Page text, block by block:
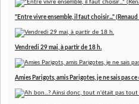
"Entre vivre ensemble, il faut choisir..." (Renaud
Vendredi 29 mai, à partir de 18 h.
Amies Parigots, amis Parigotes, je ne sais pas ce